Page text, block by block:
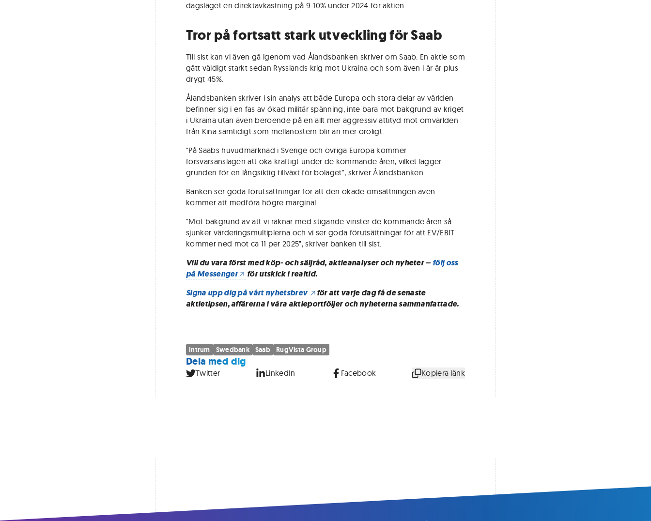
dagsläget en direktavkastning på 9-10% under 2024 för aktien.
Tror på fortsatt stark utveckling för Saab
Till sist kan vi även gå igenom vad Ålandsbanken skriver om Saab. En aktie som
gått väldigt starkt sedan Rysslands krig mot Ukraina och som även i år är plus
drygt 45%.
Ålandsbanken skriver i sin analys att både Europa och stora delar av världen
befinner sig i en fas av ökad militär spänning, inte bara mot bakgrund av kriget
i Ukraina utan även beroende på en allt mer aggressiv attityd mot omvärlden
från Kina samtidigt som mellanöstern blir än mer oroligt.
"På Saabs huvudmarknad i Sverige och övriga Europa kommer
försvarsanslagen att öka kraftigt under de kommande åren, vilket lägger
grunden för en långsiktig tillväxt för bolaget", skriver Ålandsbanken.
Banken ser goda förutsättningar för att den ökade omsättningen även
kommer att medföra högre marginal.
"Mot bakgrund av att vi räknar med stigande vinster de kommande åren så
sjunker värderingsmultiplerna och vi ser goda förutsättningar för att EV/EBIT
kommer ned mot ca 11 per 2025", skriver banken till sist.
Vill du vara först med köp- och säljråd, aktieanalyser och nyheter – följ oss
på Messenger
för utskick i realtid.
Signa upp dig på vårt nyhetsbrev
för att varje dag få de senaste
aktietipsen, affärerna i våra aktieportföljer och nyheterna sammanfattade.
Intrum Swedbank Saab RugVista Group
Dela med dig
Twitter LinkedIn Facebook Kopiera länk